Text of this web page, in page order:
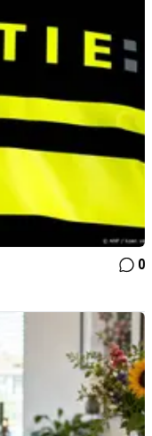
0